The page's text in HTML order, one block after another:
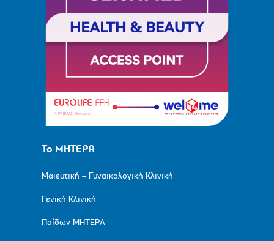
Το ΜΗΤΕΡΑ
Μαιευτική – Γυναικολογική Κλινική
Γενική Κλινική
Παίδων ΜΗΤΕΡΑ